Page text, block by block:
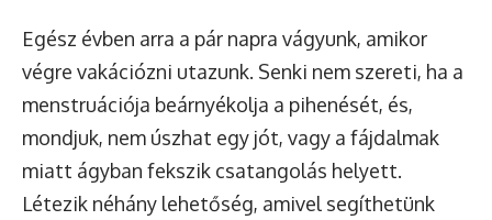
Egész évben arra a pár napra vágyunk, amikor
végre vakációzni utazunk. Senki nem szereti, ha a
menstruációja beárnyékolja a pihenését, és,
mondjuk, nem úszhat egy jót, vagy a fájdalmak
miatt ágyban fekszik csatangolás helyett.
Létezik néhány lehetőség, amivel segíthetünk